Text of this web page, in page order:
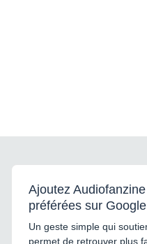
Ajoutez
préférées sur Google
Un geste simple qui
permet de retrouver plus